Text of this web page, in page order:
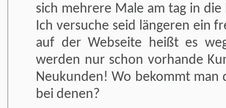
sich mehrere Male am tag in
Ich versuche seid längeren ein
auf der Webseite heißt es
werden nur schon vorhande
Neukunden! Wo bekommt man
bei denen?